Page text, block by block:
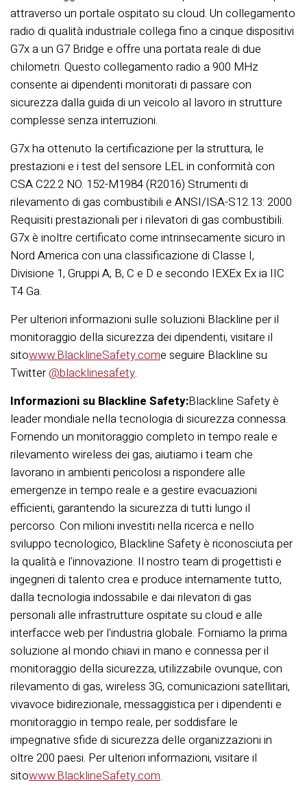
attraverso un portale ospitato su cloud. Un collegamento
radio di qualità industriale collega fino a cinque dispositivi
G7x a un G7 Bridge e offre una portata reale di due
chilometri. Questo collegamento radio a 900 MHz
consente ai dipendenti monitorati di passare con
sicurezza dalla guida di un veicolo al lavoro in strutture
complesse senza interruzioni.
G7x ha ottenuto la certificazione per la struttura, le
prestazioni e i test del sensore LEL in conformità con
CSA C22.2 NO. 152-M1984 (R2016) Strumenti di
rilevamento di gas combustibili e ANSI/ISA-S12.13: 2000
Requisiti prestazionali per i rilevatori di gas combustibili.
G7x è inoltre certificato come intrinsecamente sicuro in
Nord America con una classificazione di Classe I,
Divisione 1, Gruppi A, B, C e D e secondo IEXEx Ex ia IIC
T4 Ga.
Per ulteriori informazioni sulle soluzioni Blackline per il
monitoraggio della sicurezza dei dipendenti, visitare il
sitowww.BlacklineSafety.come seguire Blackline su
Twitter@blacklinesafety.
Informazioni su Blackline Safety:Blackline Safety è
leader mondiale nella tecnologia di sicurezza connessa.
Fornendo un monitoraggio completo in tempo reale e
rilevamento wireless dei gas, aiutiamo i team che
lavorano in ambienti pericolosi a rispondere alle
emergenze in tempo reale e a gestire evacuazioni
efficienti, garantendo la sicurezza di tutti lungo il
percorso. Con milioni investiti nella ricerca e nello
sviluppo tecnologico, Blackline Safety è riconosciuta per
la qualità e l'innovazione. Il nostro team di progettisti e
ingegneri di talento crea e produce internamente tutto,
dalla tecnologia indossabile e dai rilevatori di gas
personali alle infrastrutture ospitate su cloud e alle
interfacce web per l'industria globale. Forniamo la prima
soluzione al mondo chiavi in mano e connessa per il
monitoraggio della sicurezza, utilizzabile ovunque, con
rilevamento di gas, wireless 3G, comunicazioni satellitari,
vivavoce bidirezionale, messaggistica per i dipendenti e
monitoraggio in tempo reale, per soddisfare le
impegnative sfide di sicurezza delle organizzazioni in
oltre 200 paesi. Per ulteriori informazioni, visitare il
sitowww.BlacklineSafety.com.